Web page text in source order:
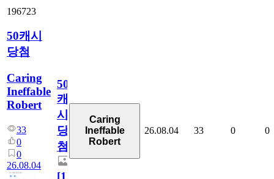
196723
50캐시
당첨
Caring
Ineffable
Robert
33
0
0
26.08.04
50
캐
시
당
첨
Caring
Ineffable
Robert
26.08.04 33 0 0